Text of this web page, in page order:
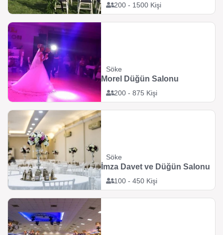
200 - 1500 Kişi
Söke
200 - 875 Kişi
Morel Düğün Salonu
Söke
100 - 450 Kişi
İmza Davet ve Düğün Salonu